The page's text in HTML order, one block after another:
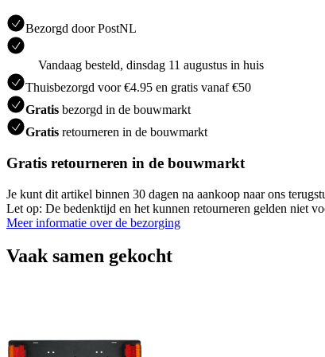
Bezorgd door PostNL
Vandaag besteld, dinsdag 11 augustus in huis
Thuisbezorgd voor €4.95 en gratis vanaf €50
Gratis bezorgd in de bouwmarkt
Gratis retourneren in de bouwmarkt
Gratis retourneren in de bouwmarkt
Je kunt dit artikel binnen 30 dagen na aankoop naar ons
Let op: De bedenktijd en het kunnen retourneren gelden niet
Meer informatie over de bezorging
Vaak samen gekocht